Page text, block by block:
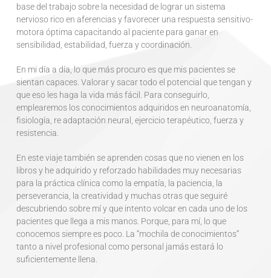
base del trabajo sobre la necesidad de lograr un sistema
nervioso rico en aferencias y favorecer una respuesta sensitivo-
motora óptima capacitando al paciente para ganar en
sensibilidad, estabilidad, fuerza y coordinación.
En mi día a día, lo que más procuro es que mis pacientes se
sientan capaces. Valorar y sacar todo el potencial que tengan y
que eso les haga la vida más fácil. Para conseguirlo,
emplearemos los conocimientos adquiridos en neuroanatomía,
fisiología, re adaptación neural, ejercicio terapéutico, fuerza y
resistencia.
En este viaje también se aprenden cosas que no vienen en los
libros y he adquirido y reforzado habilidades muy necesarias
para la práctica clínica como la empatía, la paciencia, la
perseverancia, la creatividad y muchas otras que seguiré
descubriendo sobre mí y que intento volcar en cada uno de los
pacientes que llega a mis manos. Porque, para mí, lo que
conocemos siempre es poco. La “mochila de conocimientos”
tanto a nivel profesional como personal jamás estará lo
suficientemente llena.